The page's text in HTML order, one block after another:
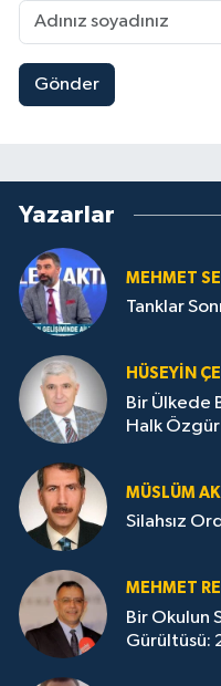
Gönder
Yazarlar
MEHMET
Tanklar
HÜSEYIN
Bir Ülkede
Halk
MÜSLÜM
Silahsız
MEHMET
Bir Okulun
Gürültüsü: